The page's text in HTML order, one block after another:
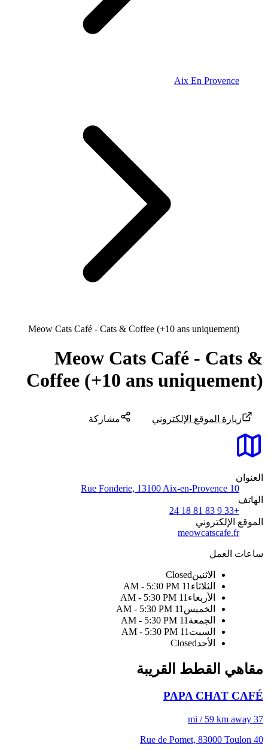
Aix En Provence
Meow Cats Café - Cats & Coffee (+10 ans uniquement)
Meow Cats Café - Cats &
Coffee (+10 ans uniquement)
زيارة الموقع الإلكتروني مشاركة
العنوان
10 Rue Fonderie, 13100 Aix-en-Provence
الهاتف
+33 9 83 81 18 24
الموقع الإلكتروني
meowcatscafe.fr
ساعات العمل
الاثنينClosed
الثلاثاء 11 AM - 5:30 PM
الأربعاء 11 AM - 5:30 PM
الخميس 11 AM - 5:30 PM
الجمعة 11 AM - 5:30 PM
السبت 11 AM - 5:30 PM
الأحدClosed
مقاهي القطط القريبة
PAPA CHAT CAFÉ
37 mi / 59 km away
40 Rue de Pomet, 83000 Toulon